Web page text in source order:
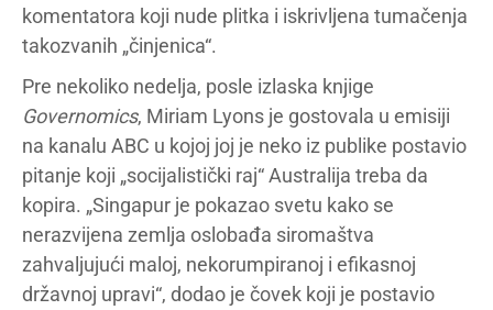
komentatora koji nude plitka i iskrivljena tumačenja
takozvanih „činjenica“.
Pre nekoliko nedelja, posle izlaska knjige
Governomics, Miriam Lyons je gostovala u emisiji
na kanalu ABC u kojoj joj je neko iz publike postavio
pitanje koji „socijalistički raj“ Australija treba da
kopira. „Singapur je pokazao svetu kako se
nerazvijena zemlja oslobađa siromaštva
zahvaljujući maloj, nekorumpiranoj i efikasnoj
državnoj upravi“, dodao je čovek koji je postavio